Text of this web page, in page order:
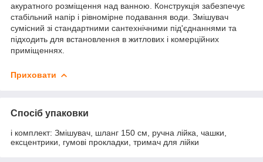
акуратного розміщення над ванною. Конструкція забезпечує
стабільний напір і рівномірне подавання води. Змішувач
сумісний зі стандартними сантехнічними під'єднаннями та
підходить для встановлення в житлових і комерційних
приміщеннях.
Приховати
Спосіб упаковки
і комплект: Змішувач, шланг 150 см, ручна лійка, чашки,
ексцентрики, гумові прокладки, тримач для лійки